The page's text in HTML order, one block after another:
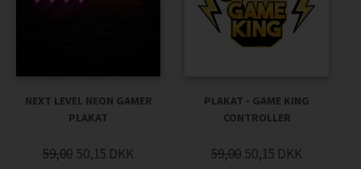
NEXT LEVEL NEON GAMER
PLAKAT
59,00 50,15 DKK
PLAKAT - GAME KING
CONTROLLER
59,00 50,15 DKK